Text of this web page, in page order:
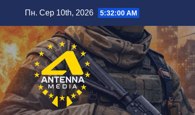
вмісту
Пн. Сер 10th, 2026 5:32:02 AM